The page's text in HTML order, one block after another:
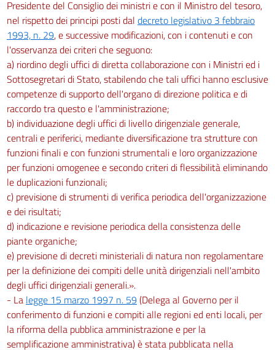
Presidente del Consiglio dei ministri e con il Ministro del tesoro,
nel rispetto dei principi posti dal decreto legislativo 3 febbraio
1993, n. 29, e successive modificazioni, con i contenuti e con
l'osservanza dei criteri che seguono:
a) riordino degli uffici di diretta collaborazione con i Ministri ed i
Sottosegretari di Stato, stabilendo che tali uffici hanno esclusive
competenze di supporto dell'organo di direzione politica e di
raccordo tra questo e l'amministrazione;
b) individuazione degli uffici di livello dirigenziale generale,
centrali e periferici, mediante diversificazione tra strutture con
funzioni finali e con funzioni strumentali e loro organizzazione
per funzioni omogenee e secondo criteri di flessibilità eliminando
le duplicazioni funzionali;
c) previsione di strumenti di verifica periodica dell'organizzazione
e dei risultati;
d) indicazione e revisione periodica della consistenza delle
piante organiche;
e) previsione di decreti ministeriali di natura non regolamentare
per la definizione dei compiti delle unità dirigenziali nell'ambito
degli uffici dirigenziali generali.».
- La legge 15 marzo 1997 n. 59 (Delega al Governo per il
conferimento di funzioni e compiti alle regioni ed enti locali, per
la riforma della pubblica amministrazione e per la
semplificazione amministrativa) è stata pubblicata nella